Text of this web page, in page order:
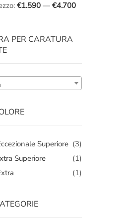
€1.590 — €4.700
PER CARATURA
Superiore (3)
Superiore
(1)
(1)